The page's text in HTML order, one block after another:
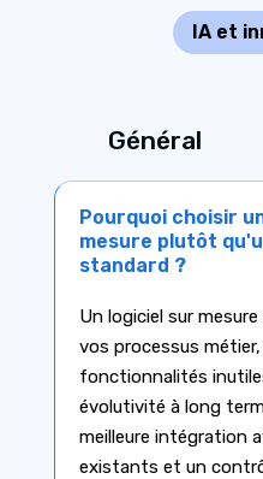
IA et
Général
Pourquoi choisir
mesure plutôt
standard ?
Un logiciel sur
vos processus
fonctionnalités
évolutivité à long
meilleure intégration
existants et un